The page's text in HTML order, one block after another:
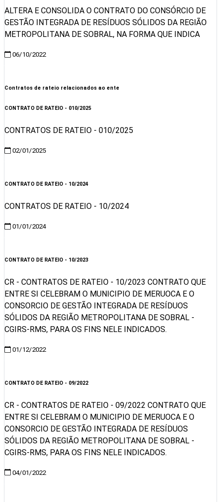
ALTERA E CONSOLIDA O CONTRATO DO CONSÓRCIO DE
GESTÃO INTEGRADA DE RESÍDUOS SÓLIDOS DA REGIÃO
METROPOLITANA DE SOBRAL, NA FORMA QUE INDICA
06/10/2022
Contratos de rateio relacionados ao ente
CONTRATO DE RATEIO - 010/2025
CONTRATOS DE RATEIO - 010/2025
02/01/2025
CONTRATO DE RATEIO - 10/2024
CONTRATOS DE RATEIO - 10/2024
01/01/2024
CONTRATO DE RATEIO - 10/2023
CR - CONTRATOS DE RATEIO - 10/2023 CONTRATO QUE
ENTRE SI CELEBRAM O MUNICIPIO DE MERUOCA E O
CONSORCIO DE GESTÃO INTEGRADA DE RESÍDUOS
SÓLIDOS DA REGIÃO METROPOLITANA DE SOBRAL -
CGIRS-RMS, PARA OS FINS NELE INDICADOS.
01/12/2022
CONTRATO DE RATEIO - 09/2022
CR - CONTRATOS DE RATEIO - 09/2022 CONTRATO QUE
ENTRE SI CELEBRAM O MUNICIPIO DE MERUOCA E O
CONSORCIO DE GESTÃO INTEGRADA DE RESÍDUOS
SÓLIDOS DA REGIÃO METROPOLITANA DE SOBRAL -
CGIRS-RMS, PARA OS FINS NELE INDICADOS.
04/01/2022